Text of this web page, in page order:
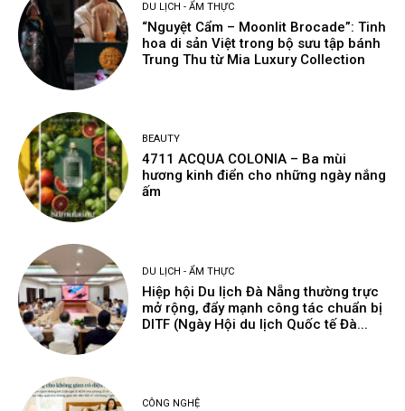
DU LỊCH - ẨM THỰC
“Nguyệt Cẩm – Moonlit Brocade”: Tinh
hoa di sản Việt trong bộ sưu tập bánh
Trung Thu từ Mia Luxury Collection
BEAUTY
4711 ACQUA COLONIA – Ba mùi
hương kinh điển cho những ngày nắng
ấm
DU LỊCH - ẨM THỰC
Hiệp hội Du lịch Đà Nẵng thường trực
mở rộng, đẩy mạnh công tác chuẩn bị
DITF (Ngày Hội du lịch Quốc tế Đà...
CÔNG NGHỆ